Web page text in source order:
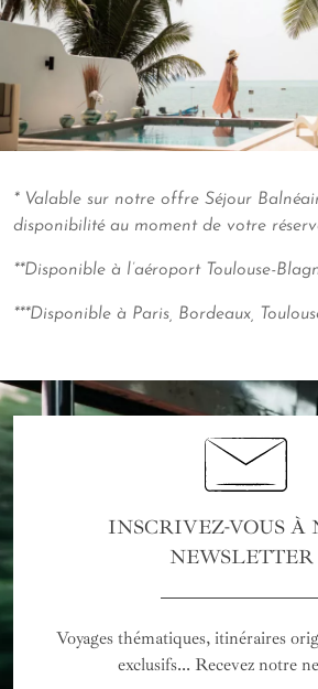
* Valable sur notre offre Séjour
disponibilité au moment de votre
**Disponible à l’aéroport Toulouse-
***Disponible à Paris, Bordeaux,
INSCRIVEZ-VOUS À
NEWSLETTER
Voyages thématiques, itinéraires
exclusifs... Recevez notre